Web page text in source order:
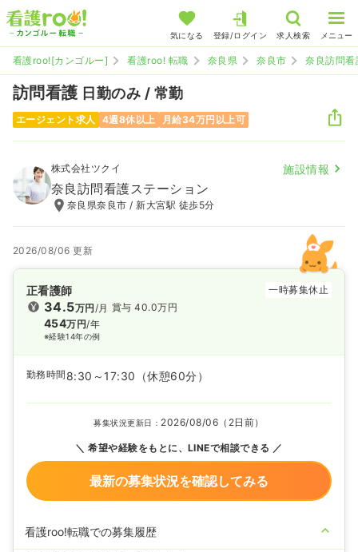
気になる 登録/ログイン 求人検索 メニュー
看護roo![カンゴルー] 看護roo! 転職 奈良県 奈良市 奈良訪問
訪問看護 日勤のみ / 常勤
エージェント求人 4週8休以上 月給34万円以上可
株式会社ツクイ 施設情報
奈良訪問看護ステーション
奈良県奈良市 / 新大宮駅 徒歩5分
2026/08/06 更新
正看護師 一時募集休止
34.5万円/月
454万円/年
※経験14年の例
賞与 40.0万円
勤務時間 8:30～17:30 （休憩60分）
募集状況更新日： 2026/08/06（2日前）
希望や経験をもとに、LINEで相談できる
最新の募集状況を確認してみる
看護roo!転職での募集履歴